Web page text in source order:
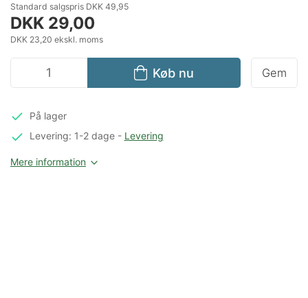
Standard salgspris DKK 49,95
DKK 29,00
DKK 23,20 ekskl. moms
Køb nu Gem
På lager
Levering: 1-2 dage- Levering
Mere information